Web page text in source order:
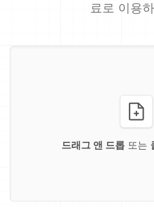
료로 이용
드래그 앤 드롭또는